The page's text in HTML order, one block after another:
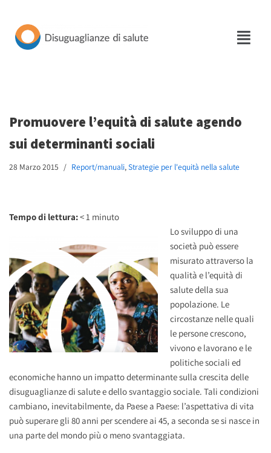
Vai
Promuovere l’equità di salute agendo
sui determinanti sociali
28 Marzo 2015 Report/manuali, Strategie per l'equità nella salute
Tempo di lettura:< 1 minuto
Lo sviluppo di una
società può essere
misurato attraverso la
qualità e l’equità di
salute della sua
popolazione. Le
circostanze nelle quali
le persone crescono,
vivono e lavorano e le
politiche sociali ed
economiche hanno un impatto determinante sulla crescita delle
disuguaglianze di salute e dello svantaggio sociale. Tali condizioni
cambiano, inevitabilmente, da Paese a Paese: l’aspettativa di vita
può superare gli 80 anni per scendere ai 45, a seconda se si nasce in
una parte del mondo più o meno svantaggiata.